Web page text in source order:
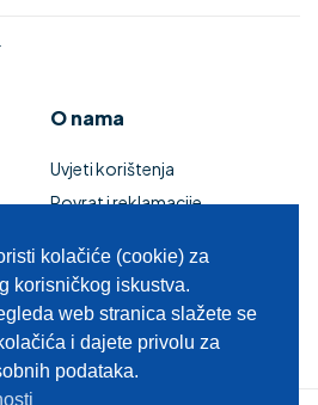
O nama
Uvjeti korištenja
Povrat i reklamacije
plaćanja
Kupaonski namještaj
Zaštita privatnosti
kolačiće (cookie) za
korisničkog iskustva.
web stranica slažete se
i dajete privolu za
podataka.